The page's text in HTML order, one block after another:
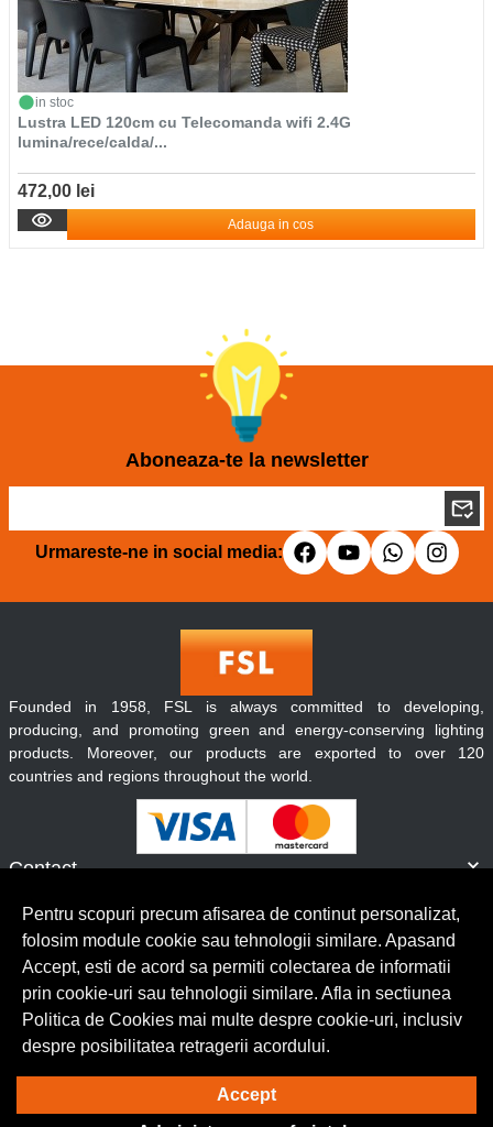
in stoc
Lustra LED 120cm cu Telecomanda wifi 2.4G
lumina/rece/calda/...
472,00 lei
Adauga in cos
Aboneaza-te la newsletter
Urmareste-ne in social media:
Contact
Servicii clienti
Founded in 1958, FSL is always committed to developing,
producing, and promoting green and energy-conserving lighting
products. Moreover, our products are exported to over 120
countries and regions throughout the world.
© Copyright 2026 Lumilux. Toate drepturile rezervate.
Solutie eCommercepowered by
Pentru scopuri precum afisarea de continut personalizat,
folosim module cookie sau tehnologii similare. Apasand
Accept, esti de acord sa permiti colectarea de informatii
prin cookie-uri sau tehnologii similare. Afla in sectiunea
Politica de Cookies mai multe despre cookie-uri, inclusiv
despre posibilitatea retragerii acordului.
Accept